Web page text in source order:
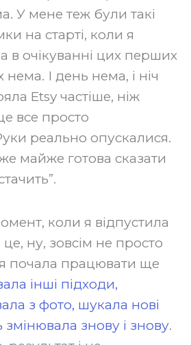
У мене теж були такі
на старті, коли я
в очікуванні цих перших
нема. І день нема, і ніч
Etsy частіше, ніж
все просто
реально опускалися.
майже готова сказати
коли я відпустила
ну, зовсім не просто
я почала працювати ще
інші підходи,
з фото, шукала нові
змінювала знову і знову.